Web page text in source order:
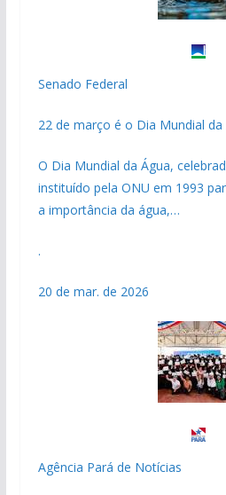
Senado Federal
22 de março é o Dia Mundial da
O Dia Mundial da Água,
instituído pela ONU em 1993
a importância da água,…
.
20 de mar. de 2026
Agência Pará de Notícias